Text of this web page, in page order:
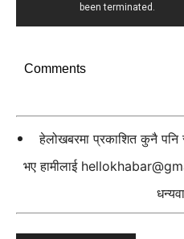
Comments
हेलोखबरमा प्रकाशित कुनै पनि
भए हामीलाई